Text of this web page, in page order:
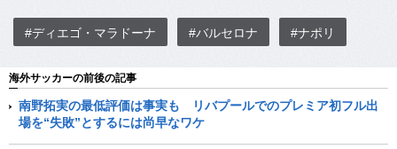
#ディエゴ・マラドーナ #バルセロナ #ナポリ
海外サッカーの前後の記事
南野拓実の最低評価は事実も リバプールでのプレミア初フル出
場を“失敗”とするには尚早なワケ